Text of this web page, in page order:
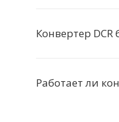
Конвертер DCR
Работает ли